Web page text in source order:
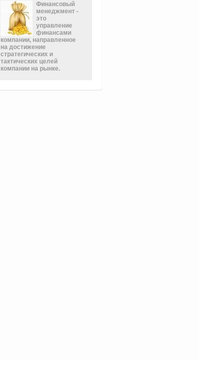
Финансовый
менеджмент -
это
управление
финансами
компании, направленное
на достижение
стратегических и
тактических целей
компании на рынке.